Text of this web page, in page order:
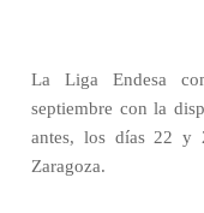
La Liga Endesa
septiembre con la
antes, los días 22 y
Zaragoza.